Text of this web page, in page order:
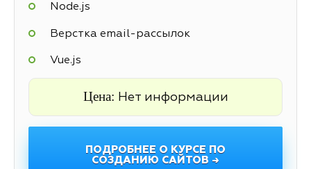
Node.js
Верстка email-рассылок
Vue.js
Цена: Нет информации
ПОДРОБНЕЕ О КУРСЕ ПО
СОЗДАНИЮ САЙТОВ →